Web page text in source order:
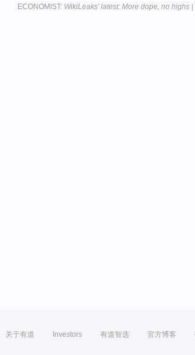
ECONOMIST: WikiLeaks' latest: More dope, no highs |
关于有道 Investors 有道智选 官方博客